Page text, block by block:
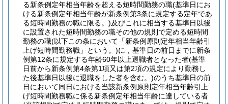
る新条例定年相当年齢を超える短時間勤務の職(基準日にお
ける新条例定年相当年齢が新条例第3条に規定する定年であ
る短時間勤務の職に限る。)及びこれに相当する基準日以後
に設置された短時間勤務の職その他の規則で定める短時間
勤務の職(以下この条において「新条例原則定年相当年齢引
上げ短時間勤務職」という。)に，基準日の前日までに新条
例第12条に規定する年齢60年以上退職者となった者(基準
日前から新条例第4条第1項又は第2項の規定により勤務し
た後基準日以後に退職をした者を含む。)のうち基準日の前
日において同日における当該新条例原則定年相当年齢引上
げ短時間勤務職に係る新条例定年相当年齢に達している者